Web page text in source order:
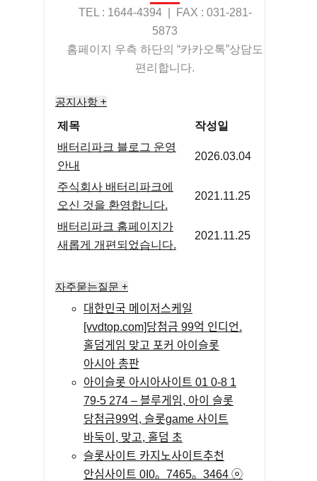
TEL : 1644-4394 | FAX : 031-281-
5873
홈페이지 우측 하단의 “카카오톡”상담도
편리합니다.
공지사항 +
제목
작성일
배터리파크 블로그 운영
안내
2026.03.04
주식회사 배터리파크에
오신 것을 환영합니다.
2021.11.25
배터리파크 홈페이지가
새롭게 개편되었습니다.
2021.11.25
자주묻는질문 +
대한민국 메이저스케일
[vvdtop.com]당첨금 99억 인디언.
홀덤게임 맞고 포커 아이슬롯
아시아 총판
아이슬롯 아시아사이트 01 0-8 1
79-5 274 – 블루게임, 아이 슬롯
당첨금99억, 슬롯game 사이트
바둑이, 맞고, 홀덤 초
슬롯사이트 카지노사이트추천
안심사이트 0I0。7465。3464 ⓞ